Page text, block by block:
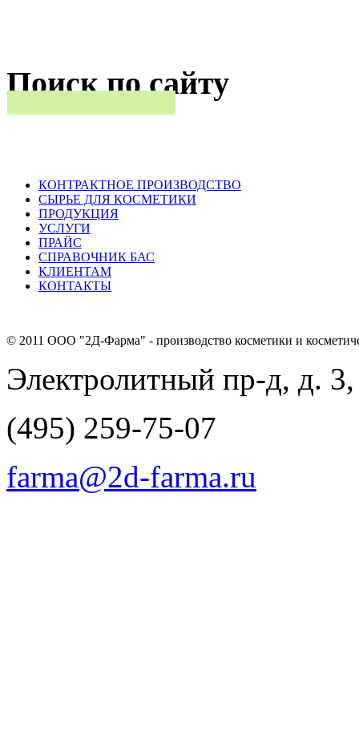
Поиск по сайту
КОНТРАКТНОЕ ПРОИЗВОДСТВО
СЫРЬЕ ДЛЯ КОСМЕТИКИ
ПРОДУКЦИЯ
УСЛУГИ
ПРАЙС
СПРАВОЧНИК БАС
КЛИЕНТАМ
КОНТАКТЫ
© 2011 ООО "2Д-Фарма" - производство косметики и
Электролитный пр-д, д.
(495) 259-75-07
farma@2d-farma.ru